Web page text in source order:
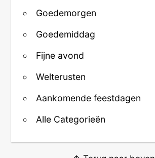
Goedemorgen
Goedemiddag
Fijne avond
Welterusten
Aankomende feestdagen
Alle Categorieën